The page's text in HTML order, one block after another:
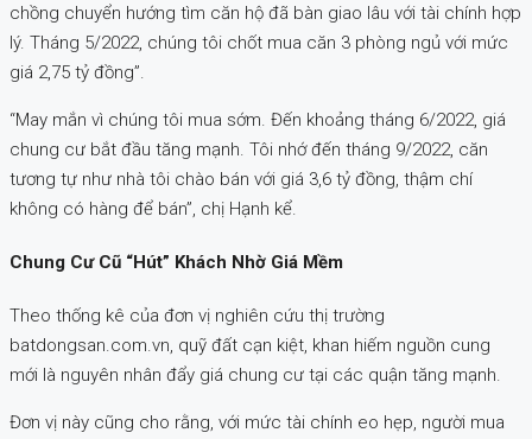
chồng chuyển hướng tìm căn hộ đã bàn giao lâu với tài chính hợp
lý. Tháng 5/2022, chúng tôi chốt mua căn 3 phòng ngủ với mức
giá 2,75 tỷ đồng”.
“May mắn vì chúng tôi mua sớm. Đến khoảng tháng 6/2022, giá
chung cư bắt đầu tăng mạnh. Tôi nhớ đến tháng 9/2022, căn
tương tự như nhà tôi chào bán với giá 3,6 tỷ đồng, thậm chí
không có hàng để bán”, chị Hạnh kể.
Chung Cư Cũ “hút” Khách Nhờ Giá Mềm
Theo thống kê của đơn vị nghiên cứu thị trường
batdongsan.com.vn, quỹ đất cạn kiệt, khan hiếm nguồn cung
mới là nguyên nhân đẩy giá chung cư tại các quận tăng mạnh.
Đơn vị này cũng cho rằng, với mức tài chính eo hẹp, người mua